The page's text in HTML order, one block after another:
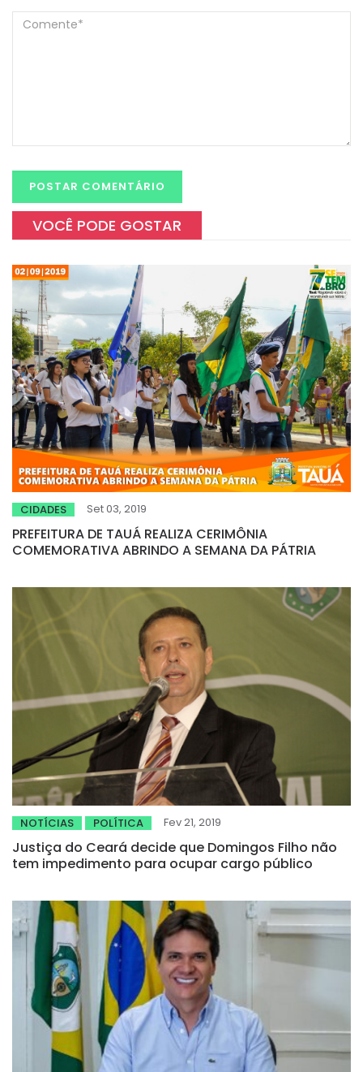
VOCÊ PODE GOSTAR
CIDADES Set 03, 2019
PREFEITURA DE TAUÁ REALIZA CERIMÔNIA
COMEMORATIVA ABRINDO A SEMANA DA PÁTRIA
NOTÍCIAS POLÍTICA Fev 21, 2019
Justiça do Ceará decide que Domingos Filho não
tem impedimento para ocupar cargo público